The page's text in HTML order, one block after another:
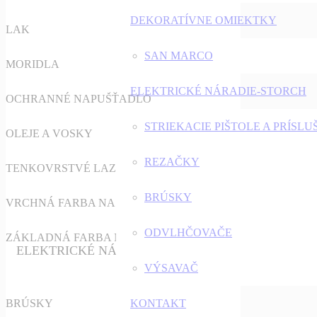
DEKORATÍVNE OMIEKTKY
SAN MARCO
ELEKTRICKÉ NÁRADIE-STORCH
STRIEKACIE PIŠTOLE A
REZAČKY
BRÚSKY
ODVLHČOVAČE
VÝSAVAČ
KONTAKT
LAK
MORIDLA
OCHRANNÉ NAPUŠŤADLO
OLEJE A VOSKY
TENKOVRSTVÉ LAZÚRY
VRCHNÁ FARBA NA DREVO
ZÁKLADNÁ FARBA NA DREVO
ELEKTRICKÉ NÁRADIE-STORCH
BRÚSKY